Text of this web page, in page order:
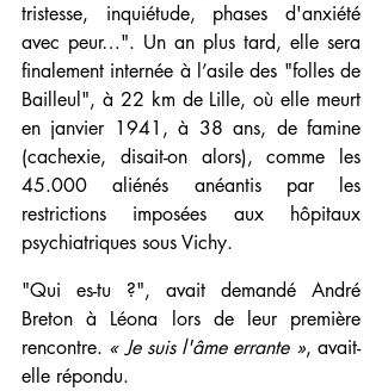
tristesse, inquiétude, phases d'anxiété
avec peur…". Un an plus tard, elle sera
finalement internée à l’asile des "folles de
Bailleul", à 22 km de Lille, où elle meurt
en janvier 1941, à 38 ans, de famine
(cachexie, disait-on alors), comme les
45.000 aliénés anéantis par les
restrictions imposées aux hôpitaux
psychiatriques sous Vichy.
"Qui es-tu ?", avait demandé André
Breton à Léona lors de leur première
rencontre. « Je suis l'âme errante », avait-
elle répondu.